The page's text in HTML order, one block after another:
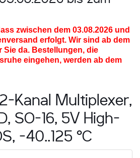
zwischen dem 03.08.2026 und
erfolgt. Wir sind ab dem
Sie da. Bestellungen, die
eingehen, werden ab dem
Kanal Multiplexer,
SO-16, 5V High-
-40..125 °C